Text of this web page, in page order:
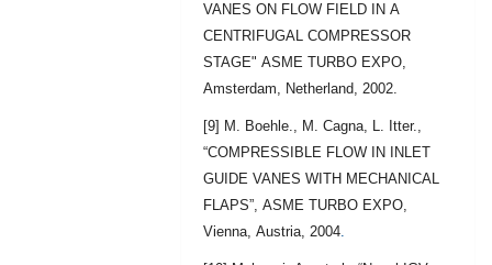
VANES ON FLOW FIELD IN A
CENTRIFUGAL COMPRESSOR
STAGE" ASME TURBO EXPO,
Amsterdam, Netherland, 2002.
[9] M. Boehle., M. Cagna, L. Itter.,
“COMPRESSIBLE FLOW IN INLET
GUIDE VANES WITH MECHANICAL
FLAPS”, ASME TURBO EXPO,
Vienna, Austria, 2004.